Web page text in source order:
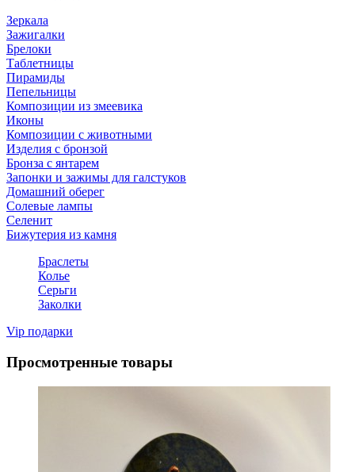
Зеркала
Зажигалки
Брелоки
Таблетницы
Пирамиды
Пепельницы
Композиции из змеевика
Иконы
Композиции с животными
Изделия с бронзой
Бронза с янтарем
Запонки и зажимы для галстуков
Домашний оберег
Солевые лампы
Селенит
Бижутерия из камня
Браслеты
Колье
Серьги
Заколки
Vip подарки
Просмотренные товары